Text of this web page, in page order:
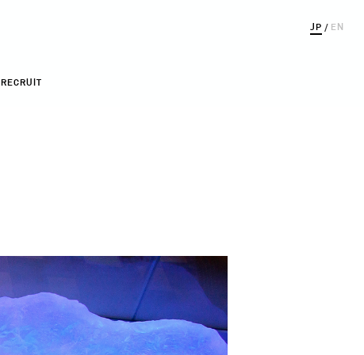
RECRUIT
JP / EN